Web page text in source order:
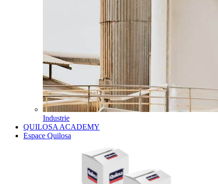
Industrie
QUILOSA ACADEMY
Espace Quilosa